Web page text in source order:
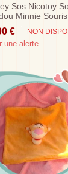
Sos Nicotoy
Minnie
Elephant
€ NON
une alerte